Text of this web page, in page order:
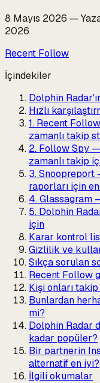
8 Mayıs 2026 —
2026
Recent Follow
İçindekiler
Dolphin
Hızlı
1. Recent
zamanlı takip
2. Follow Spy —
zamanlı takip
3.
raporları için
4. Glassagram
5. Dolphin
için
Karar kontrol
Gizlilik ve
Sıkça sorulan
Recent Follow
Kişi onları
Bunlardan
mi?
Dolphin Radar
kadar popüler?
Bir partnerin
alternatif en iyi?
İlgili okumalar